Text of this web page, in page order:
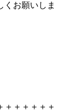
くお願いしま
＋＋＋＋＋＋